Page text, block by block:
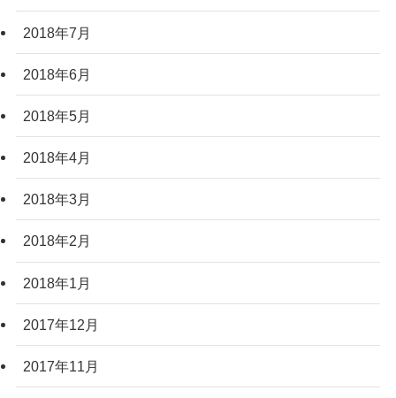
2018年7月
2018年6月
2018年5月
2018年4月
2018年3月
2018年2月
2018年1月
2017年12月
2017年11月